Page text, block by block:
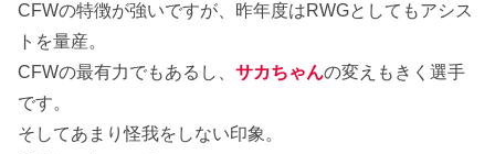
CFWの特徴が強いですが、昨年度はRWGとしてもアシス
トを量産。
CFWの最有力でもあるし、 サカちゃんの変えもきく選手
です。
そしてあまり怪我をしない印象。